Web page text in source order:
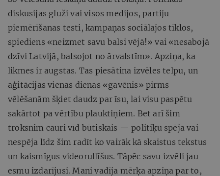
diskusijas gluži vai visos medijos, partiju
piemērīšanas testi, kampaņas sociālajos tīklos,
spiediens «neizmet savu balsi vējā!» vai «nesabojā
dzīvi Latvijā, balsojot no ārvalstīm». Apziņa, ka
likmes ir augstas. Tas piesātina izvēles telpu, un
aģitācijas vienas dienas «gavēnis» pirms
vēlēšanām šķiet daudz par īsu, lai visu paspētu
sakārtot pa vērtību plauktiņiem. Bet arī šim
troksnim cauri vīd būtiskais — politiķu spēja vai
nespēja līdz šim radīt ko vairāk kā skaistus tekstus
un kaismīgus videorullīšus. Tāpēc savu izvēli jau
esmu izdarījusi. Mani vadīja mērķa apziņa par to,